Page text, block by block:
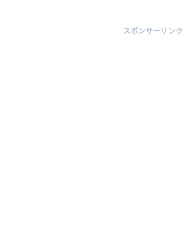
スポンサーリンク